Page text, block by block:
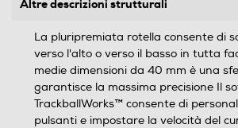
Altre descrizioni strutturali
La pluripremiata rotella consente di
verso l'alto o verso il basso in tutta
medie dimensioni da 40 mm è una
garantisce la massima precisione Il
TrackballWorks™ consente di
pulsanti e impostare la velocità del